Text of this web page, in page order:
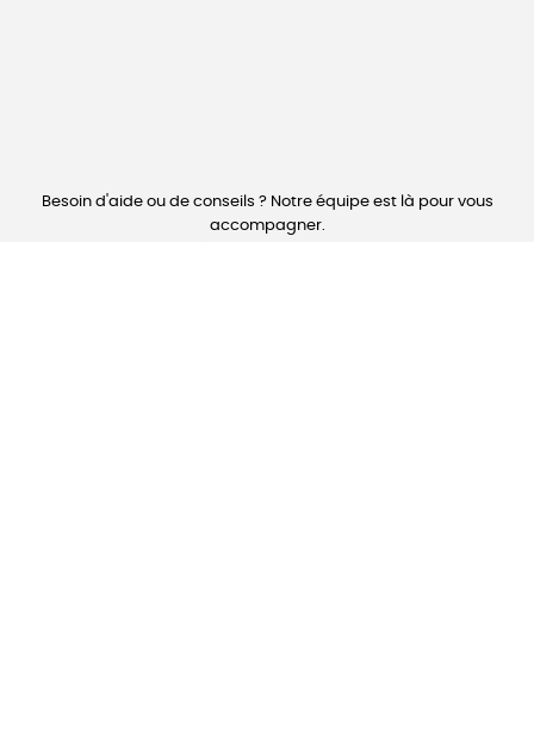
Besoin d'aide ou de conseils ? Notre équipe est là pour vous
accompagner.